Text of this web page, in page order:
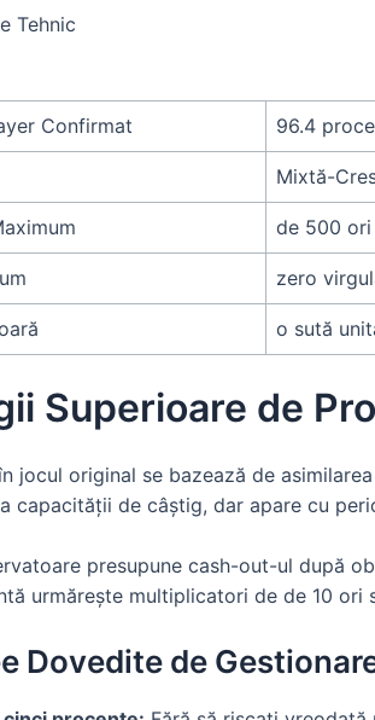
Tehnic
Confirmat
96.4
Mixtă-
de 500 ori
zero
o sută
Superioare de
jocul original se bazează de
capacității de câștig, dar apare cu
presupune cash-out-ul după
urmărește multiplicatori de de 10
Dovedite de